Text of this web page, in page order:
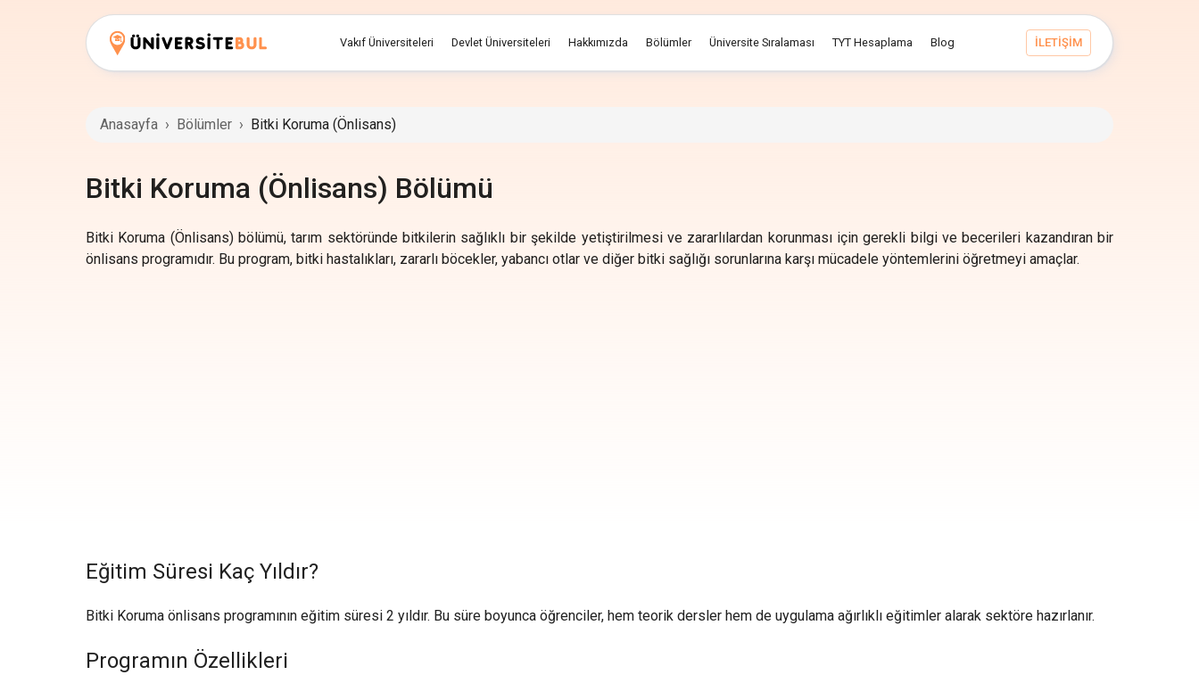
Vakıf Üniversiteleri Devlet Üniversiteleri Hakkımızda Bölümler Üniversite Sıralaması TYT Hesaplama Blog İLETİŞİM
Anasayfa › Bölümler › Bitki Koruma (Önlisans)
Bitki Koruma (Önlisans) Bölümü
Bitki Koruma (Önlisans) bölümü, tarım sektöründe bitkilerin sağlıklı bir şekilde yetiştirilmesi ve zararlılardan korunması için gerekli bilgi ve becerileri kazandıran bir
önlisans programıdır. Bu program, bitki hastalıkları, zararlı böcekler, yabancı otlar ve diğer bitki sağlığı sorunlarına karşı mücadele yöntemlerini öğretmeyi amaçlar.
Eğitim Süresi Kaç Yıldır?
Bitki Koruma önlisans programının eğitim süresi 2 yıldır. Bu süre boyunca öğrenciler, hem teorik dersler hem de uygulama ağırlıklı eğitimler alarak sektöre hazırlanır.
Programın Özellikleri